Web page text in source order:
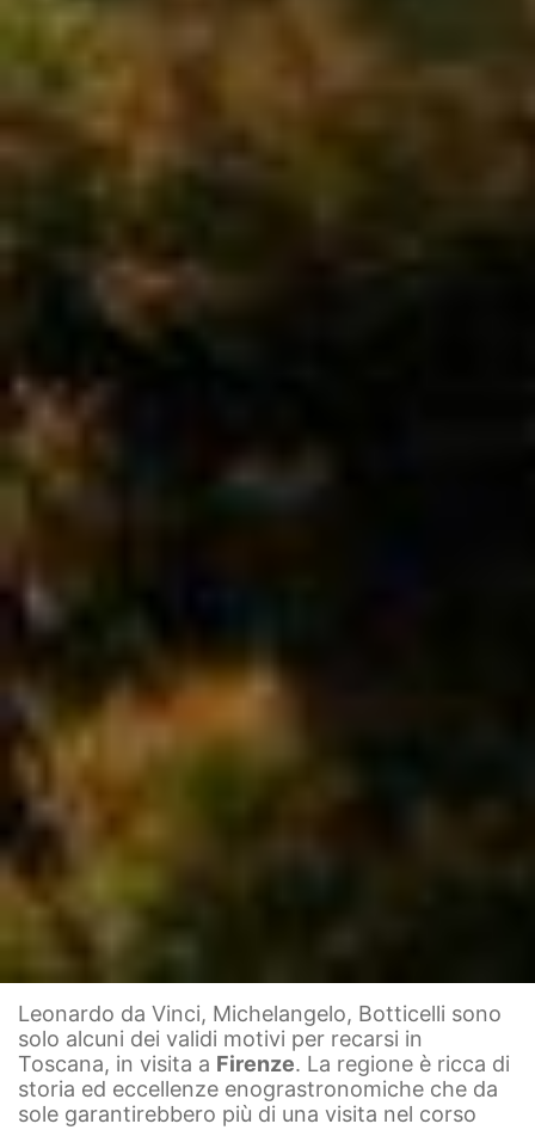
Leonardo da Vinci, Michelangelo, Botticelli sono
solo alcuni dei validi motivi per recarsi in
Toscana, in visita a Firenze. La regione è ricca di
storia ed eccellenze enograstronomiche che da
sole garantirebbero più di una visita nel corso